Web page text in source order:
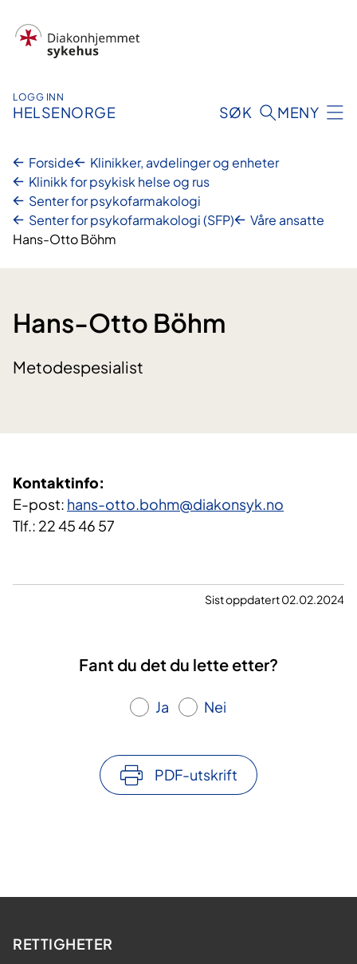
innhold
LOGG INN
HELSENORGE SØK MENY
Forside
Klinikker, avdelinger og enheter
Klinikk for psykisk helse og rus
Senter for psykofarmakologi
Senter for psykofarmakologi (SFP)
Våre ansatte
Hans-Otto Böhm
Hans-Otto Böhm
Metodespesialist
Kontaktinfo:​
E-post: hans-otto.bohm@diakonsyk.no
Tlf.: 22 45 46 57​
Sist oppdatert 02.02.2024
Fant du det du lette etter?
Ja Nei
PDF-utskrift
RETTIGHETER